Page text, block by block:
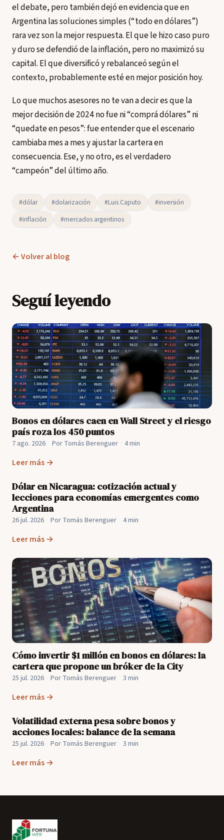
el debate, pero también dejó en evidencia que en
Argentina las soluciones simples (“todo en dólares”)
rara vez son la mejor respuesta. El que le hizo caso puro
y duro se defendió de la inflación, pero no maximizó su
capital. El que diversificó y rebalanceó según el
contexto, probablemente esté en mejor posición hoy.
Lo que muchos asesores no te van a decir es que la
mejor decisión de 2024 no fue ni “comprá dólares” ni
“quedate en pesos”: fue entender que el escenario
cambiaba mes a mes y ajustar la cartera en
consecuencia. Ese, y no otro, es el verdadero
“campeón” del último año.
#dólar #dolarización #Luis Caputo
#inversión
#inflación
#mercados argentinos
← Volver al blog
Seguí leyendo
Bonos en dólares caen en Wall Street y el riesgo
país roza los 450 puntos
7 ago. 2026 Por Tomás Berenguer 4 min
Leer más →
Dólar en Nicaragua: cotización actual y
lecciones para economías emergentes como
Argentina
26 jul. 2026 Por Tomás Berenguer 4 min
Leer más →
Cómo invertir $1 millón en bonos en dólares: la
cartera que propone un bróker de la City
25 jul. 2026 Por Tomás Berenguer 3 min
Leer más →
Volatilidad externa pesa sobre bonos y
acciones locales: balance de la semana
25 jul. 2026 Por Tomás Berenguer 3 min
Leer más →